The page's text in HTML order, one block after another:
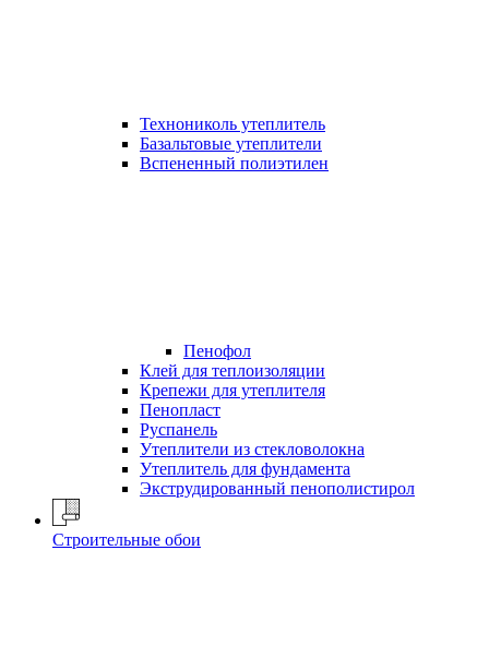
Технониколь утеплитель
Базальтовые утеплители
Вспененный полиэтилен
Пенофол
Клей для теплоизоляции
Крепежи для утеплителя
Пенопласт
Руспанель
Утеплители из стекловолокна
Утеплитель для фундамента
Экструдированный пенополистирол
Строительные обои